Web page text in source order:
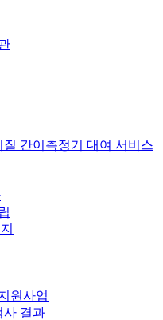
간이측정기 대여 서비스
원사업
사 결과